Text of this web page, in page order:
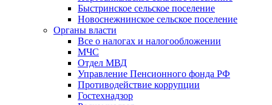
Быстринское сельское поселение
Новоснежнинское сельское поселение
Органы власти
Все о налогах и налогообложении
МЧС
Отдел МВД
Управление Пенсионного фонда РФ
Противодействие коррупции
Гостехнадзор